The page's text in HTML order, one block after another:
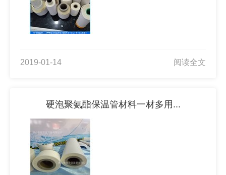
2019-01-14 阅读全文
硬泡聚氨酯保温管材料一材多用...